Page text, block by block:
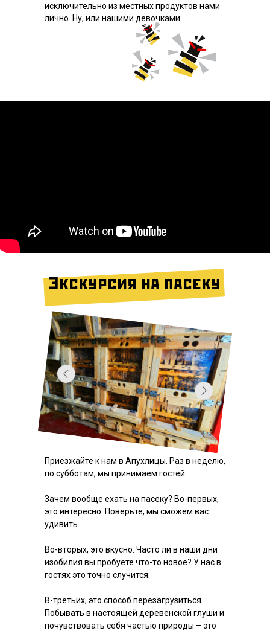
исключительно из местных продуктов нами
лично. Ну, или нашими девочками.
Экскурсия на пасеку
Приезжайте к нам в Апухлицы. Раз в неделю,
по субботам, мы принимаем гостей.
Зачем вообще ехать на пасеку? Во-первых,
это интересно. Поверьте, мы сможем вас
удивить.
Во-вторых, это вкусно. Часто ли в наши дни
изобилия вы пробуете что-то новое? У нас в
гостях это точно случится.
В-третьих, это способ перезагрузиться.
Побывать в настоящей деревенской глуши и
почувствовать себя частью природы – это